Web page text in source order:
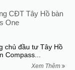
CĐT Tây Hồ bàn
One
chủ đầu tư Tây Hồ
Compass...
Xem Thêm